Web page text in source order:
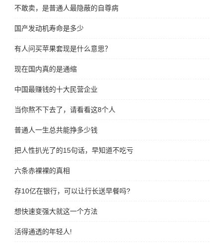
不敢卖，是普通人最隐蔽的自尊病
国产发动机寿命是多少
有人问买苹果套现是什么意思？
现在国内真的是通缩
中国最赚钱的十大民营企业
当你熬不下去了，请看看这8个人
普通人一生总共能挣多少钱
把人性扒光了的15句话，早知道不吃亏
六条赤裸裸的真相
存10亿在银行，可以让行长送早餐吗?
想快速变强大就这一个方法
活得通透的年轻人!